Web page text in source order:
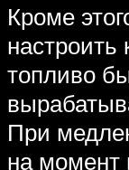
Кроме
настроить
топливо
При
на момент